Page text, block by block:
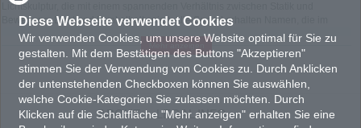
Diese Webseite verwendet Cookies
Wir verwenden Cookies, um unsere Website optimal für Sie zu
gestalten. Mit dem Bestätigen des Buttons "Akzeptieren"
stimmen Sie der Verwendung von Cookies zu. Durch Anklicken
der untenstehenden Checkboxen können Sie auswählen,
welche Cookie-Kategorien Sie zulassen möchten. Durch
Klicken auf die Schaltfläche "Mehr anzeigen" erhalten Sie eine
Lichtskulptur, die mit einem spannenden Verhältnis zwischen Statik und
Bewegung, Licht und Dunkelheit spielt. Alle Sockel erhalten Namen, die im
Vorfeld aus Eintragungen im Galerie-Logbuch herausgefiltert wurden ("feeling
in sweden", "quaderradar", "energii"...). Der Fußboden der Galerie wird mit
Combibloc-Rohmaterial mit der milchig-silbrigen Seite nach oben ausgelegt.
Die blau und rot ausgeleuchteten Hohlräume der nun mobilen "Sockelwesen",
die über den Boden gleiten sind Erinnerungsräume an vorangegangene
Ausstellungen. Gleichzeitig stellen sie eine eigenständige künstlerische
Versuchsanordnug dar, um die abstrakt malerische Qualität des Lichts zu
ABOUT LEGAL INFO